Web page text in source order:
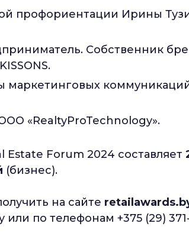
профориентации Ирины
Собственник
маркетинговых
«RealtyProTechnology».
Estate Forum 2024 составляет
(бизнес).
на сайте
по телефонам +375 (29)